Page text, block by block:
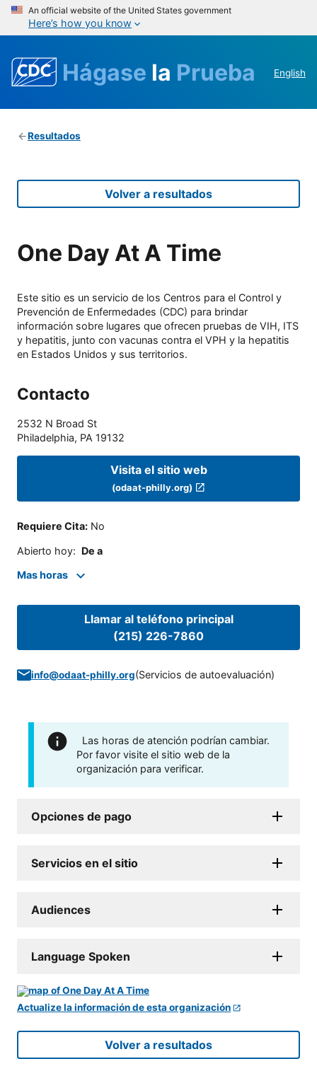
An official website of the United States government
Here’s how you know
Hágase la Prueba English
Resultados
Volver a resultados
One Day At A Time
Este sitio es un servicio de los Centros para el Control y
Prevención de Enfermedades (CDC) para brindar
información sobre lugares que ofrecen pruebas de VIH, ITS
y hepatitis, junto con vacunas contra el VPH y la hepatitis
en Estados Unidos y sus territorios.
Contacto
2532 N Broad St
Philadelphia, PA 19132
Visita el sitio web
(odaat-philly.org)
Requiere Cita: No
Abierto hoy: De a
Mas horas
Llamar al teléfono principal
(215) 226-7860
info@odaat-philly.org(Servicios de autoevaluación)
Las horas de atención podrían cambiar.
Por favor visite el sitio web de la
organización para verificar.
Opciones de pago
Servicios en el sitio
Audiences
Language Spoken
Actualize la información de esta organización
Volver a resultados